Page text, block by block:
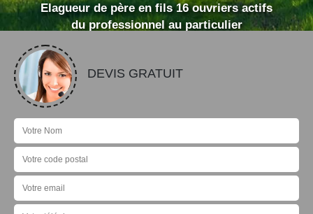
Elagueur de père en fils 16 ouvriers actifs
du professionnel au particulier
DEVIS GRATUIT